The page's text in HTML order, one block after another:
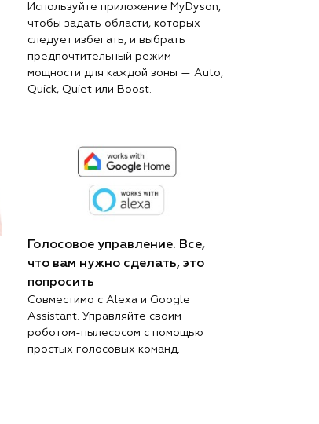
Используйте приложение MyDyson,
чтобы задать области, которых
следует избегать, и выбрать
предпочтительный режим
мощности для каждой зоны — Auto,
Quick, Quiet или Boost.
Голосовое управление. Все,
что вам нужно сделать, это
попросить
Совместимо с Alexa и Google
Assistant. Управляйте своим
роботом-пылесосом с помощью
простых голосовых команд.